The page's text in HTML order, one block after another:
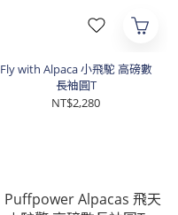
Fly with Alpaca 小飛駝 高磅數
長袖圓T
NT$2,280